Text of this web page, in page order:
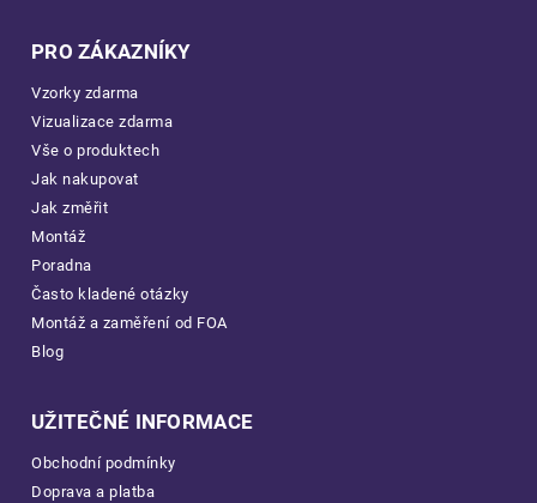
PRO ZÁKAZNÍKY
Vzorky zdarma
Vizualizace zdarma
Vše o produktech
Jak nakupovat
Jak změřit
Montáž
Poradna
Často kladené otázky
Montáž a zaměření od FOA
Blog
UŽITEČNÉ INFORMACE
Obchodní podmínky
Doprava a platba